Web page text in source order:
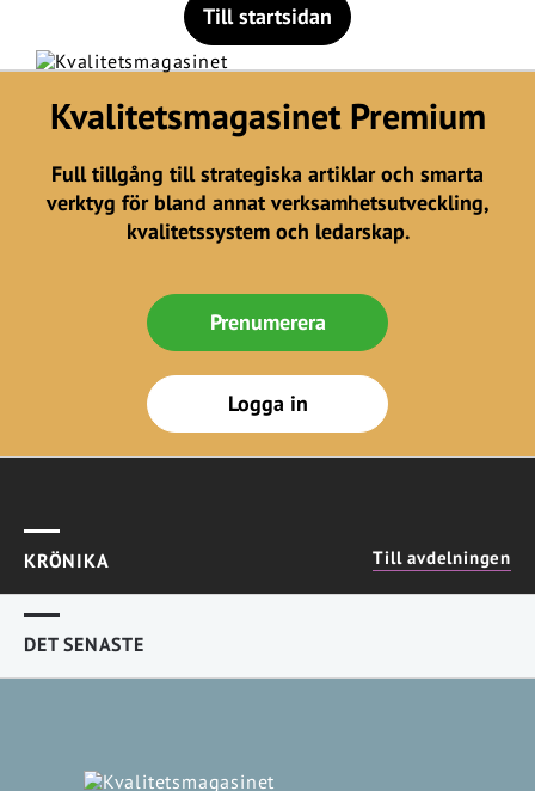
Till startsidan
Kvalitetsmagasinet Premium
Full tillgång till strategiska artiklar och smarta
verktyg för bland annat verksamhetsutveckling,
kvalitetssystem och ledarskap.
Prenumerera
Logga in
KRÖNIKA Till avdelningen
DET SENASTE